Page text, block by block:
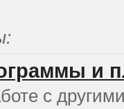
и
с